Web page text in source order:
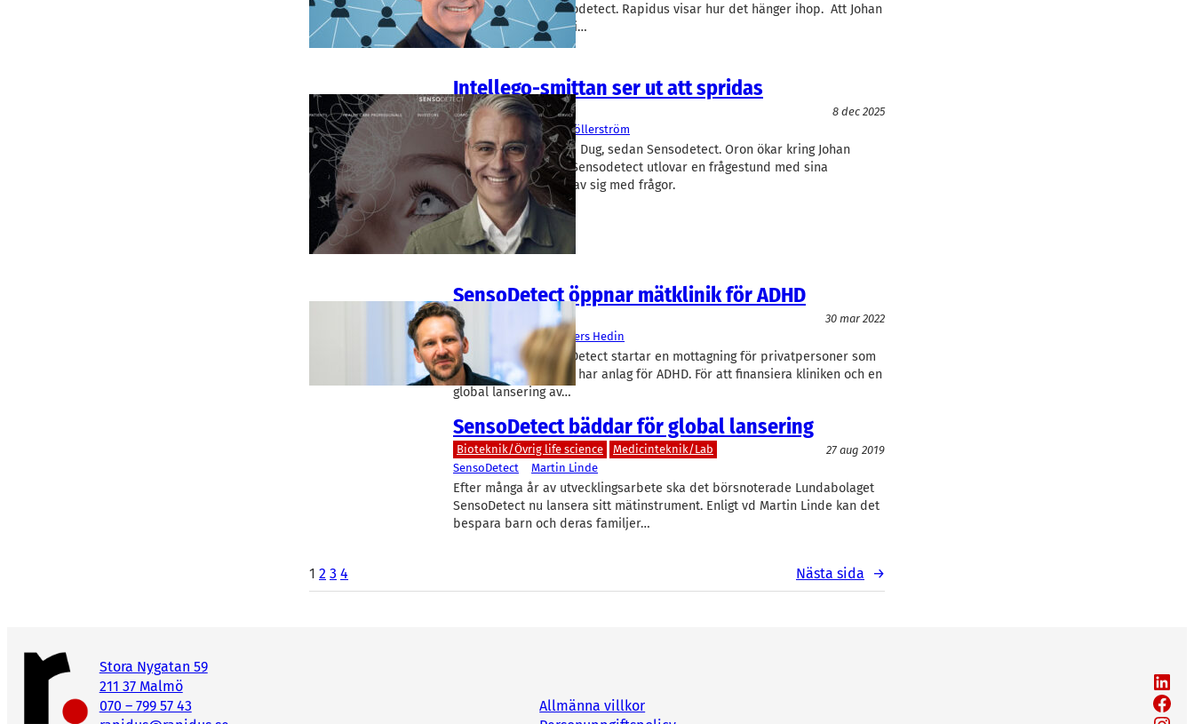
profiler, senast Sensodetect. Rapidus visar hur det hänger ihop. Att Johan
Möllerström hamnat i…
Intellego-smittan ser ut att spridas
Ledarskap
8 dec 2025
SensoDetect
Johan Möllerström
Först Intellego, sedan Dug, sedan Sensodetect. Oron ökar kring Johan
Möllerströms bolag. Sensodetect utlovar en frågestund med sina
aktieägare som hört av sig med frågor.
SensoDetect öppnar mätklinik för ADHD
Medicinteknik/Lab
30 mar 2022
SensoDetect
Per-Anders Hedin
Lundabolaget SensoDetect startar en mottagning för privatpersoner som
vill undersöka om de har anlag för ADHD. För att finansiera kliniken och en
global lansering av…
SensoDetect bäddar för global lansering
Bioteknik/Övrig life science Medicinteknik/Lab
27 aug 2019
SensoDetect
Martin Linde
Efter många år av utvecklingsarbete ska det börsnoterade Lundabolaget
SensoDetect nu lansera sitt mätinstrument. Enligt vd Martin Linde kan det
bespara barn och deras familjer…
1 2 3 4 Nästa sida →
Stora Nygatan 59
211 37 Malmö
070 – 799 57 43
Allmänna villkor
LinkedIn
Facebook